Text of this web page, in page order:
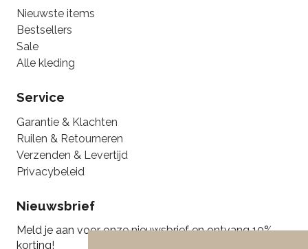
Nieuwste items
Bestsellers
Sale
Alle kleding
Service
Garantie & Klachten
Ruilen & Retourneren
Verzenden & Levertijd
Privacybeleid
Nieuwsbrief
Meld je aan voor onze nieuwsbrief en ontvang 10%
korting!